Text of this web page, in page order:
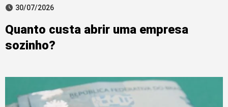
30/07/2026
Quanto custa abrir uma empresa
sozinho?